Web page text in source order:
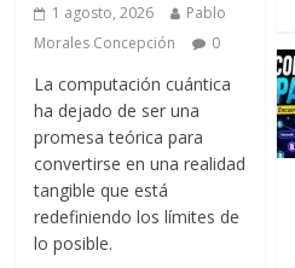
1 agosto, 2026
Pablo
Morales Concepción
0
La computación cuántica
ha dejado de ser una
promesa teórica para
convertirse en una realidad
tangible que está
redefiniendo los límites de
lo posible.